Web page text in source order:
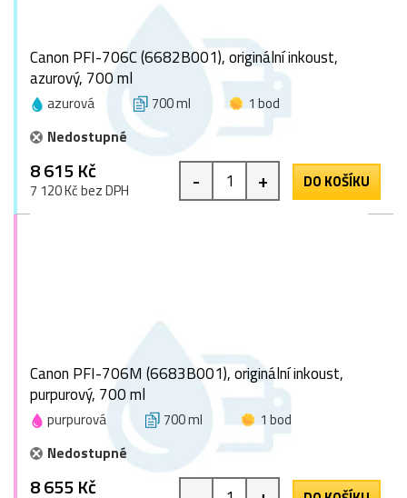
Canon PFI-706C (6682B001), originální inkoust,
azurový, 700 ml
azurová 700 ml
1 bod
Nedostupné
8 615 Kč
7 120 Kč bez DPH - + DO KOŠÍKU
Canon PFI-706M (6683B001), originální inkoust,
purpurový, 700 ml
purpurová 700 ml
1 bod
Nedostupné
8 655 Kč